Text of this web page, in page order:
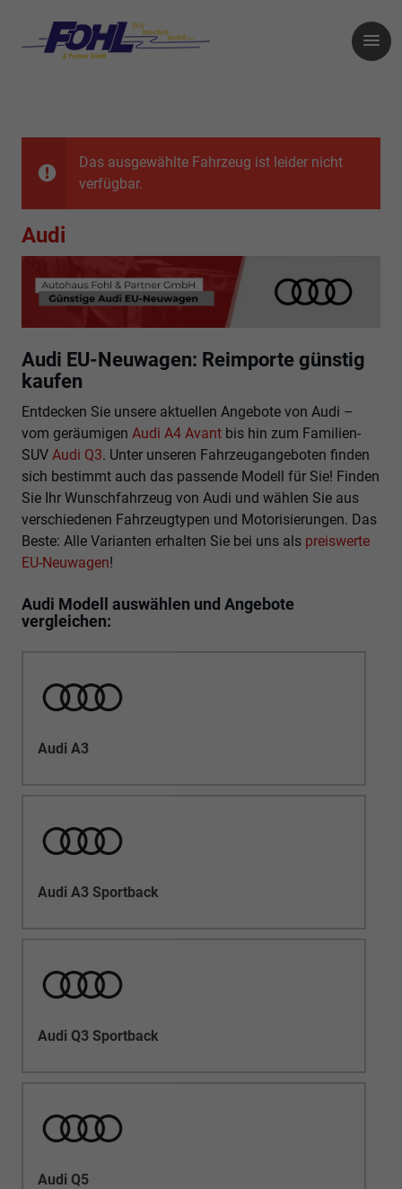
Das ausgewählte Fahrzeug ist leider nicht
verfügbar.
Audi
Audi EU-Neuwagen: Reimporte günstig
kaufen
Entdecken Sie unsere aktuellen Angebote von Audi –
vom geräumigen Audi A4 Avant bis hin zum Familien-
SUV Audi Q3. Unter unseren Fahrzeugangeboten finden
sich bestimmt auch das passende Modell für Sie! Finden
Sie Ihr Wunschfahrzeug von Audi und wählen Sie aus
verschiedenen Fahrzeugtypen und Motorisierungen. Das
Beste: Alle Varianten erhalten Sie bei uns als preiswerte
EU-Neuwagen!
Audi Modell auswählen und Angebote
vergleichen:
Audi A3
Audi A3 Sportback
Audi Q3 Sportback
Audi Q5